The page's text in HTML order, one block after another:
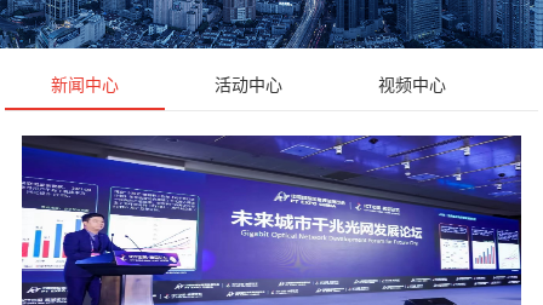
新闻中心 活动中心 视频中心